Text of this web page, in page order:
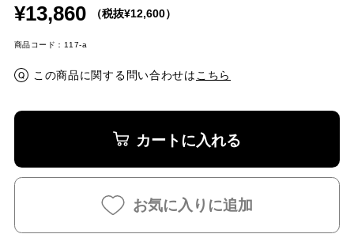
¥13,860 （税抜¥12,600）
商品コード：117-a
この商品に関する問い合わせはこちら
カートに入れる
お気に入りに追加